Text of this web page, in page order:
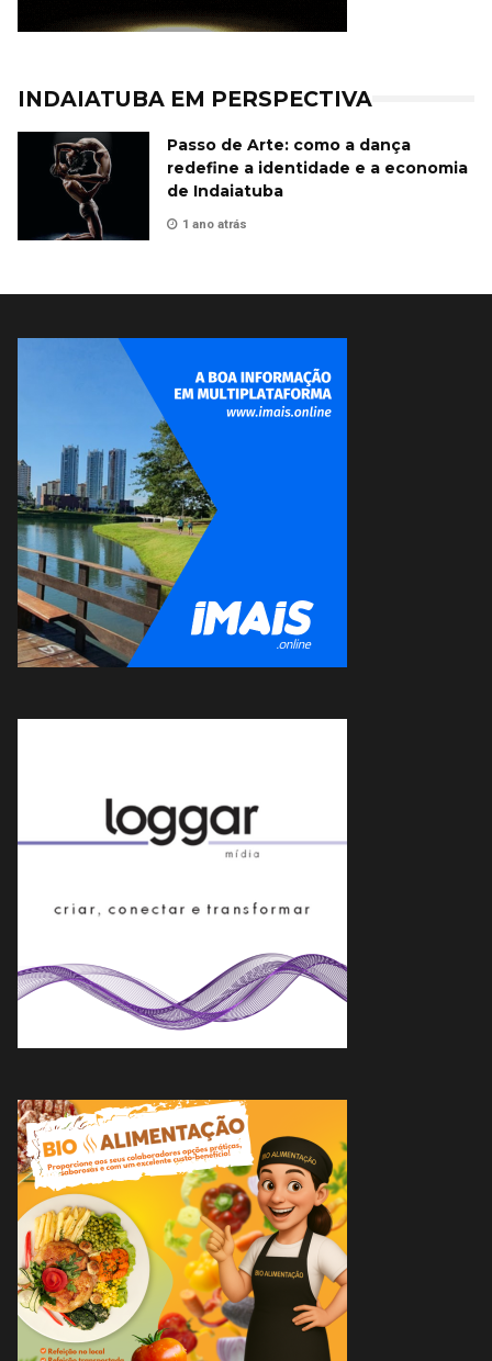
INDAIATUBA EM PERSPECTIVA
Passo de Arte: como a dança
redefine a identidade e a economia
de Indaiatuba
1 ano atrás